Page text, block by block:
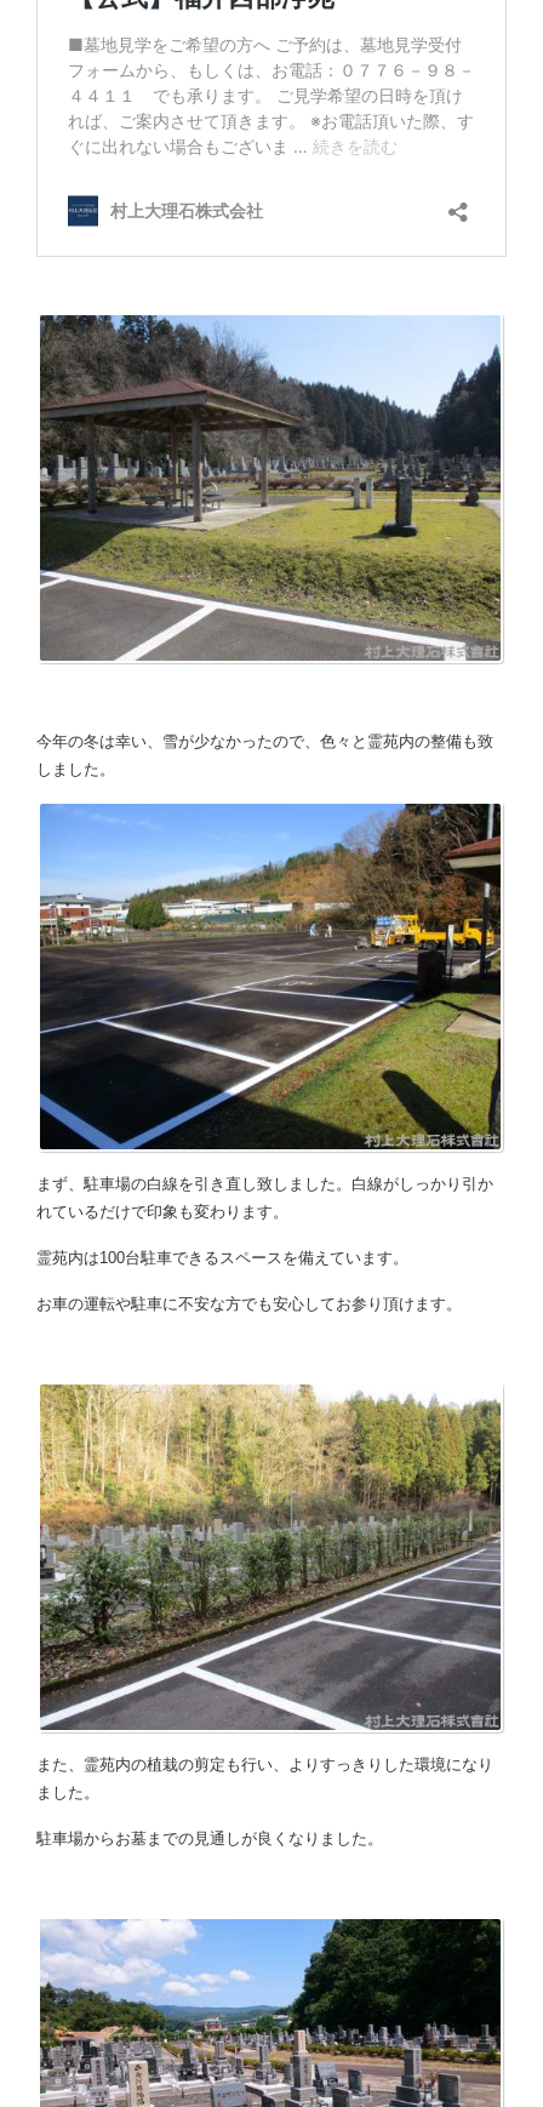
今年の冬は幸い、雪が少なかったので、色々と霊苑内の整備も致
しました。
まず、駐車場の白線を引き直し致しました。白線がしっかり引か
れているだけで印象も変わります。
霊苑内は100台駐車できるスペースを備えています。
お車の運転や駐車に不安な方でも安心してお参り頂けます。
また、霊苑内の植栽の剪定も行い、よりすっきりした環境になり
ました。
駐車場からお墓までの見通しが良くなりました。